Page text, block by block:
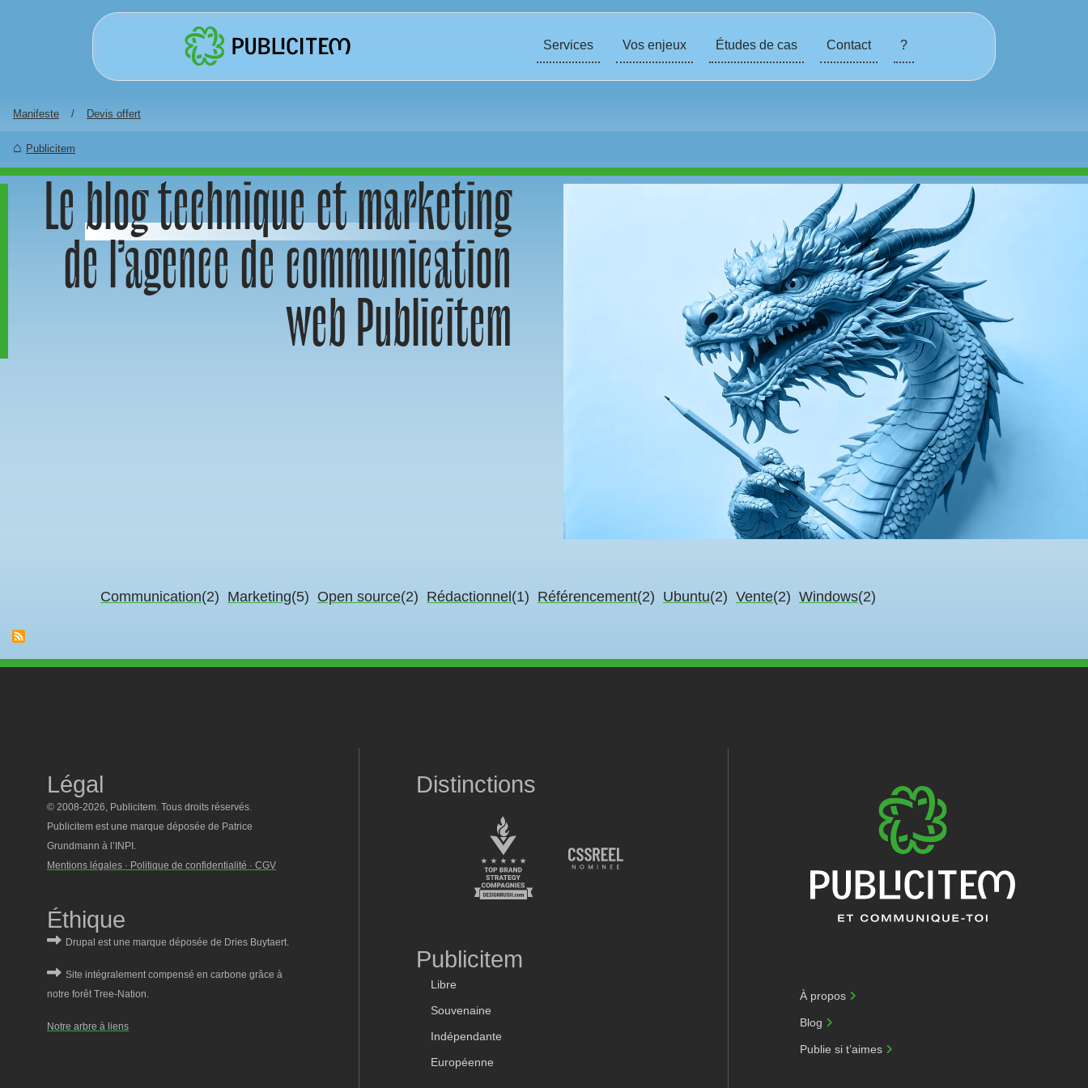
Aller au contenu principal
Services Vos enjeux Études de cas Contact ?
Manifeste Devis offert
Publicitem
Leblog technique et marketing
de l’agence de communication
web Publicitem
Communication(2) Marketing(5) Open source(2) Rédactionnel(1) Référencement(2) Ubuntu(2) Vente(2) Windows(2)
Distinctions
Publicitem
Libre
Souvenaine
Indépendante
Européenne
Légal
© 2008-2026, Publicitem. Tous droits réservés.
Publicitem est une marque déposée de Patrice
Grundmann à l’INPI.
Mentions légales · Politique de confidentialité · CGV
Éthique
Notre arbre à liens
À propos
Blog
Publie si t’aimes